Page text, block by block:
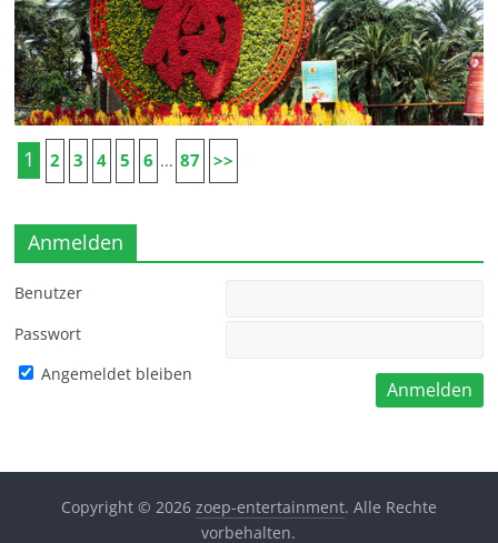
1 2 3 4 5 6 ... 87 >>
Anmelden
Benutzer
Passwort
Angemeldet bleiben
Copyright © 2026 zoep-entertainment. Alle Rechte
vorbehalten.